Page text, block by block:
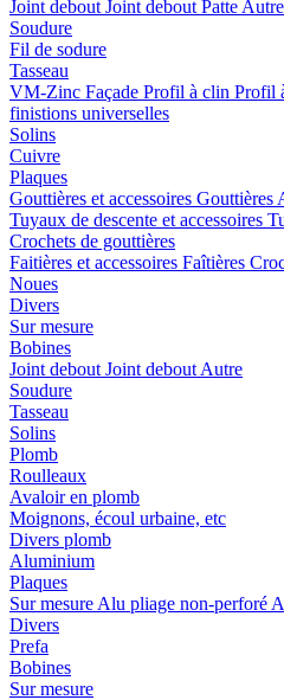
Joint debout Joint debout Patte
Soudure
Fil de sodure
Tasseau
VM-Zinc Façade Profil à clin Profil
finistions universelles
Solins
Cuivre
Plaques
Gouttières et accessoires Gouttières
Tuyaux de descente et accessoires
Crochets de gouttières
Faitières et accessoires Faîtières
Noues
Divers
Sur mesure
Bobines
Joint debout Joint debout Autre
Soudure
Tasseau
Solins
Plomb
Roulleaux
Avaloir en plomb
Moignons, écoul urbaine, etc
Divers plomb
Aluminium
Plaques
Sur mesure Alu pliage non-perforé
Divers
Prefa
Bobines
Sur mesure